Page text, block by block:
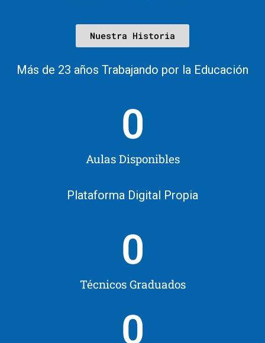
Nuestra Historia
Más de 23 años Trabajando por la Educación
Aulas Disponibles
0
Plataforma Digital Propia
Técnicos Graduados
0
0